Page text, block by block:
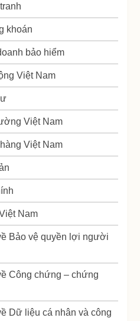
khoán
bảo hiểm
Việt Nam
Việt Nam
Việt Nam
Nam
Bảo vệ quyền lợi người
Công chứng – chứng
Dữ liệu cá nhân và công